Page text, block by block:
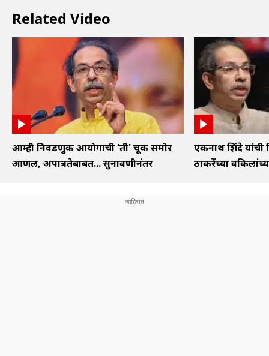
Related Video
आम्ही निवडणुक आयोगाची 'ती' चूक समोर
आणली, अपात्रतेबाबत... सुनावणीनंतर
एकनाथ शिंदे यांची
ठाकरेंच्या